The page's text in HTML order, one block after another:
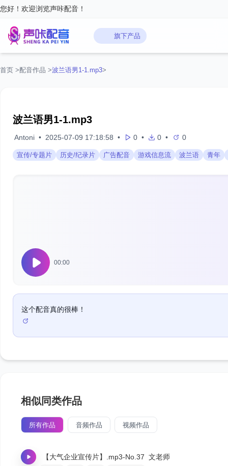
您好！欢迎浏览声咔配音！
旗下产品
首页 >配音作品 >波兰语男1-1.mp3>
波兰语男1-1.mp3
‌ Antoni • 2025-07-09 17:18:58 • 0 • 0 • 0
宣传/专题片 历史/纪录片 广告配音 游戏信息流 波兰语 青年
00:00
这个配音真的很棒！
相似同类作品
所有作品 音频作品 视频作品
【大气企业宣传片】.mp3-No.37 文老师